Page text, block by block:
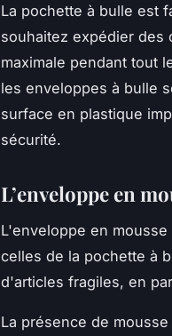
La pochette à bulle est
souhaitez expédier des
maximale pendant tout
les enveloppes à bulle
surface en plastique
sécurité.
L’enveloppe en
L'enveloppe en
celles de la pochette à
d'articles fragiles, en
La présence de